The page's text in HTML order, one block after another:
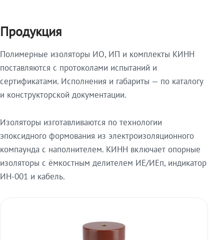
Продукция
Полимерные изоляторы ИО, ИП и комплекты КИНН
поставляются с протоколами испытаний и
сертификатами. Исполнения и габариты — по каталогу
и конструкторской документации.
Изоляторы изготавливаются по технологии
эпоксидного формования из электроизоляционного
компаунда с наполнителем. КИНН включает опорные
изоляторы с ёмкостным делителем ИЕ/ИЕп, индикатор
ИН-001 и кабель.